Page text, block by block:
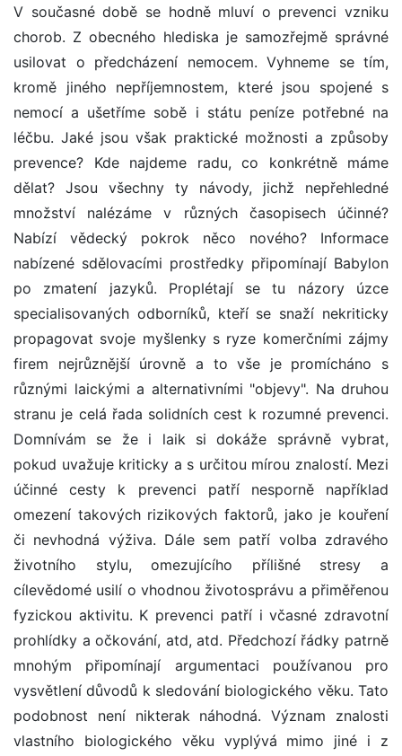
V současné době se hodně mluví o prevenci vzniku
chorob. Z obecného hlediska je samozřejmě správné
usilovat o předcházení nemocem. Vyhneme se tím,
kromě jiného nepříjemnostem, které jsou spojené s
nemocí a ušetříme sobě i státu peníze potřebné na
léčbu. Jaké jsou však praktické možnosti a způsoby
prevence? Kde najdeme radu, co konkrétně máme
dělat? Jsou všechny ty návody, jichž nepřehledné
množství nalézáme v různých časopisech účinné?
Nabízí vědecký pokrok něco nového? Informace
nabízené sdělovacími prostředky připomínají Babylon
po zmatení jazyků. Proplétají se tu názory úzce
specialisovaných odborníků, kteří se snaží nekriticky
propagovat svoje myšlenky s ryze komerčními zájmy
firem nejrůznější úrovně a to vše je promícháno s
různými laickými a alternativními "objevy". Na druhou
stranu je celá řada solidních cest k rozumné prevenci.
Domnívám se že i laik si dokáže správně vybrat,
pokud uvažuje kriticky a s určitou mírou znalostí. Mezi
účinné cesty k prevenci patří nesporně například
omezení takových rizikových faktorů, jako je kouření
či nevhodná výživa. Dále sem patří volba zdravého
životního stylu, omezujícího přílišné stresy a
cílevědomé usilí o vhodnou životosprávu a přiměřenou
fyzickou aktivitu. K prevenci patří i včasné zdravotní
prohlídky a očkování, atd, atd. Předchozí řádky patrně
mnohým připomínají argumentaci používanou pro
vysvětlení důvodů k sledování biologického věku. Tato
podobnost není nikterak náhodná. Význam znalosti
vlastního biologického věku vyplývá mimo jiné i z